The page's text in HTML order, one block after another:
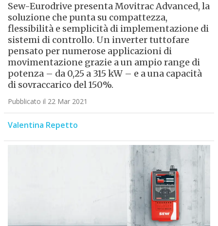
Sew-Eurodrive presenta Movitrac Advanced, la
soluzione che punta su compattezza,
flessibilità e semplicità di implementazione di
sistemi di controllo. Un inverter tuttofare
pensato per numerose applicazioni di
movimentazione grazie a un ampio range di
potenza – da 0,25 a 315 kW – e a una capacità
di sovraccarico del 150%.
Pubblicato il 22 Mar 2021
Valentina Repetto